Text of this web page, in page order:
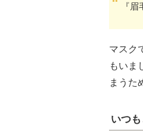
『
マスク
もいま
まうた
いつ